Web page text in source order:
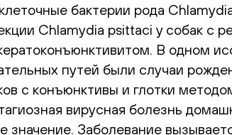
бактерии рода
Chlamydia psittaci у собак
В одном
путей были случаи
с конъюнктивы и глотки
вирусная болезнь
Заболевание